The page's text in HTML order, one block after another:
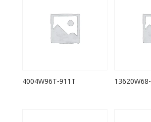
4004W96T-911T